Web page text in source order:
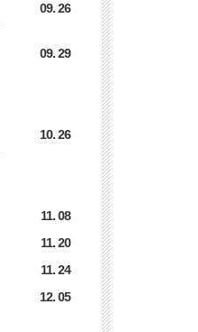
09. 26
09. 29
10. 26
11. 08
11. 20
11. 24
12. 05